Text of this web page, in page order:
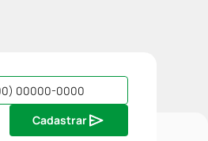
Cadastrar